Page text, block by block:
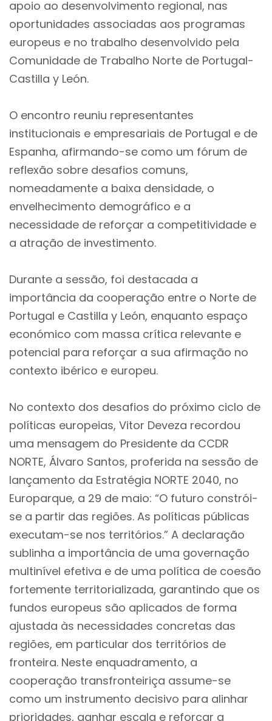
apoio ao desenvolvimento regional, nas
oportunidades associadas aos programas
europeus e no trabalho desenvolvido pela
Comunidade de Trabalho Norte de Portugal-
Castilla y León.
O encontro reuniu representantes
institucionais e empresariais de Portugal e de
Espanha, afirmando-se como um fórum de
reflexão sobre desafios comuns,
nomeadamente a baixa densidade, o
envelhecimento demográfico e a
necessidade de reforçar a competitividade e
a atração de investimento.
Durante a sessão, foi destacada a
importância da cooperação entre o Norte de
Portugal e Castilla y León, enquanto espaço
económico com massa crítica relevante e
potencial para reforçar a sua afirmação no
contexto ibérico e europeu.
No contexto dos desafios do próximo ciclo de
políticas europeias, Vitor Deveza recordou
uma mensagem do Presidente da CCDR
NORTE, Álvaro Santos, proferida na sessão de
lançamento da Estratégia NORTE 2040, no
Europarque, a 29 de maio: “O futuro constrói-
se a partir das regiões. As políticas públicas
executam-se nos territórios.” A declaração
sublinha a importância de uma governação
multinível efetiva e de uma política de coesão
fortemente territorializada, garantindo que os
fundos europeus são aplicados de forma
ajustada às necessidades concretas das
regiões, em particular dos territórios de
fronteira. Neste enquadramento, a
cooperação transfronteiriça assume-se
como um instrumento decisivo para alinhar
prioridades, ganhar escala e reforçar a